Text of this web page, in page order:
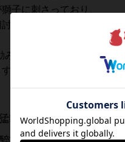
子に刺さっており、
ちとなります♪
たいな駒)を撃破！
♪(＾ω＾)